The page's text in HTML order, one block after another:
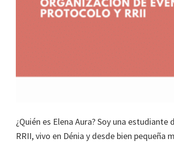
¿Quién es Elena Aura? Soy una
RRII, vivo en Dénia y desde bien